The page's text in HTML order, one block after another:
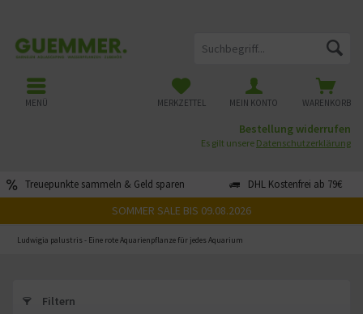
Treuepunkte sammeln & Geld sparen DHL Kostenfrei ab 79€
WARENKORB
MERKZETTEL MEIN KONTO
MENÜ
Bestellung widerrufen
Es gilt unsere Datenschutzerklärung
SOMMER SALE BIS 09.08.2026
Ludwigia palustris - Eine rote Aquarienpflanze für jedes Aquarium
Filtern